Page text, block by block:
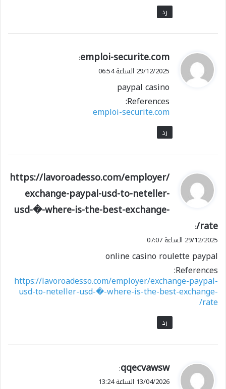
رد
ي
ق
ل
emploi-securite.com
:
29/12/2025 الساعة 06:54
paypal casino
References:
emploi-securite.com
رد
ي
و
ل
https://lavoroadesso.com/employer/
exchange-paypal-usd-to-neteller-
usd-�-where-is-the-best-exchange-
rate/
:
29/12/2025 الساعة 07:07
online casino roulette paypal
References:
https://lavoroadesso.com/employer/exchange-paypal-
usd-to-neteller-usd-�-where-is-the-best-exchange-
rate/
رد
ي
ق
qqecvawsw
:
13/04/2026 الساعة 13:24